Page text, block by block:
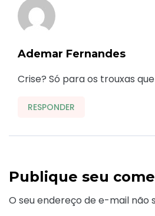
Ademar Fernandes
Crise? Só para os trouxas
RESPONDER
Publique seu
O seu endereço de e-mail não